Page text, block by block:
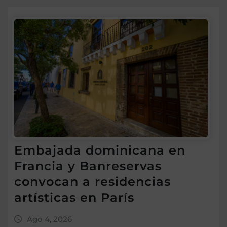
Embajada dominicana en
Francia y Banreservas
convocan a residencias
artísticas en París
Ago 4, 2026